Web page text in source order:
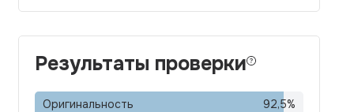
Результаты проверки
Оригинальность 92,5%